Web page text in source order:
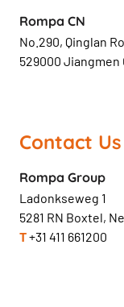
Rompa CN
No.290, Qinglan
529000 Jiangmen
Contact Us
Rompa Group
Ladonkseweg 1
5281 RN Boxtel,
T+31 411 661200